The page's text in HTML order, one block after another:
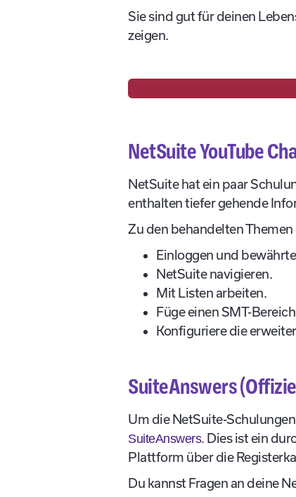
Sie sind gut für deinen
zeigen.
NetSuite YouTube
NetSuite hat ein paar
enthalten tiefer gehende
Zu den behandelten Themen
Einloggen und
NetSuite navigieren.
Mit Listen arbeiten.
Füge einen SMT-
Konfiguriere die
SuiteAnswers
Um die NetSuite-
SuiteAnswers. Dies ist ein
Plattform über die
Du kannst Fragen an deine